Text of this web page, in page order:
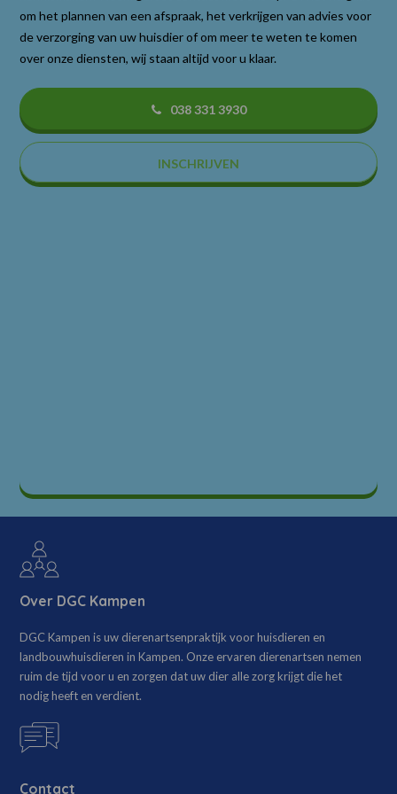
om het plannen van een afspraak, het verkrijgen van advies voor
de verzorging van uw huisdier of om meer te weten te komen
over onze diensten, wij staan altijd voor u klaar.
038 331 3930
INSCHRIJVEN
Over DGC Kampen
DGC Kampen is uw dierenartsenpraktijk voor huisdieren en
landbouwhuisdieren in Kampen. Onze ervaren dierenartsen nemen
ruim de tijd voor u en zorgen dat uw dier alle zorg krijgt die het
nodig heeft en verdient.
Contact